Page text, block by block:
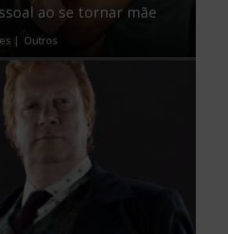
ao se tornar mãe
| Outros